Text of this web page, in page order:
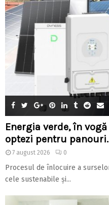
Energia verde, în
optezi pentru
7 august 2026 0
Procesul de înlocuire a
cele sustenabile și...